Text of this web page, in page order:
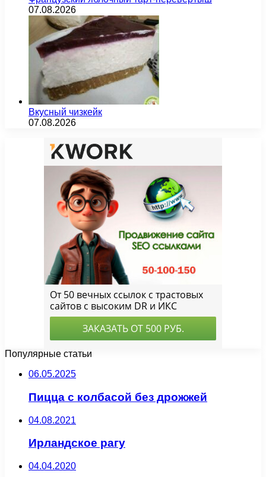
07.08.2026
Вкусный чизкейк
07.08.2026
Популярные статьи
06.05.2025
Пицца с колбасой без дрожжей
04.08.2021
Ирландское рагу
04.04.2020